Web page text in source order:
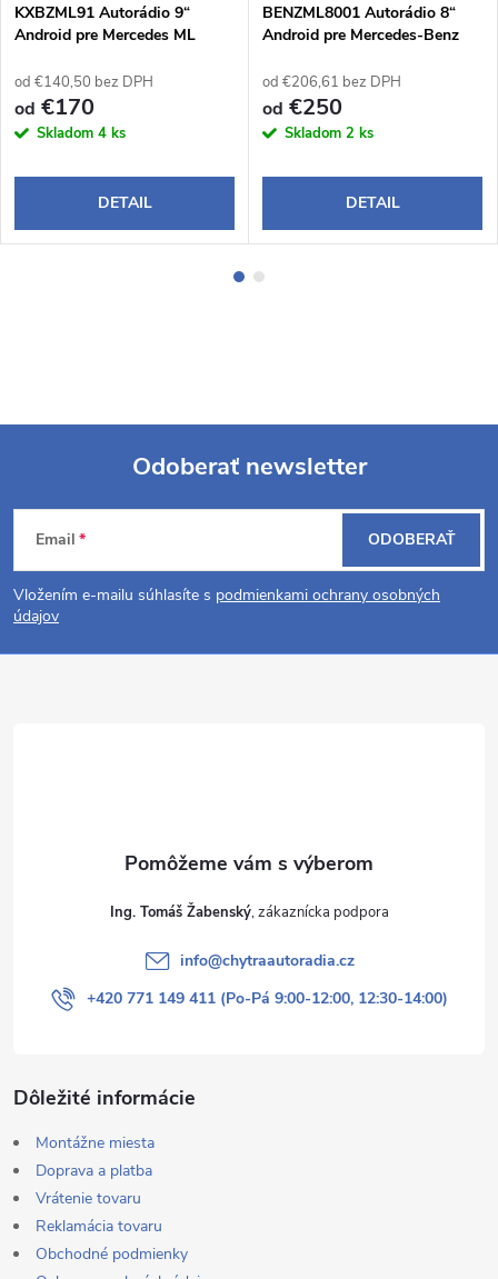
KXBZML91 Autorádio 9“
Android pre Mercedes ML
od €140,50 bez DPH
od €170
Skladom 4 ks
DETAIL
BENZML8001 Autorádio 8“
Android pre Mercedes-Benz
od €206,61 bez DPH
od €250
Skladom 2 ks
DETAIL
Z
á
p
Odoberať newsletter
Email
Vložením e-mailu súhlasíte s podmienkami ochrany osobných
údajov
ODOBERAŤ
Ing. Tomáš Žabenský
info@chytraautoradia.cz
+420 771 149 411 (Po-Pá 9:00-12:00, 12:30-14:00)
Dôležité informácie
Montážne miesta
Doprava a platba
Vrátenie tovaru
Reklamácia tovaru
Obchodné podmienky